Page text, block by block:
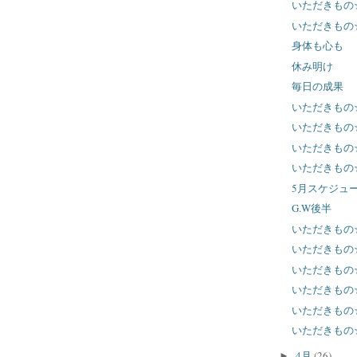
いただきも
いただきも
身体も心も
休み明け
毎日の成果
いただきも
いただきも
いただきも
いただきも
5月スケジュ
G.W後半
いただきも
いただきも
いただきも
いただきも
いただきも
いただきも